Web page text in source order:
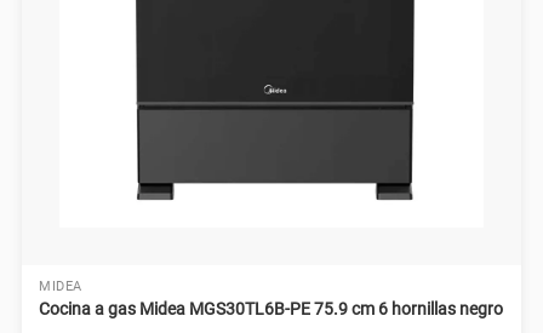
MIDEA
Cocina a gas Midea MGS30TL6B-PE 75.9 cm 6 hornillas negro